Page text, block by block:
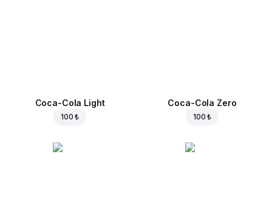
Coca-Cola Light
100 ₺
Coca-Cola Zero
100 ₺